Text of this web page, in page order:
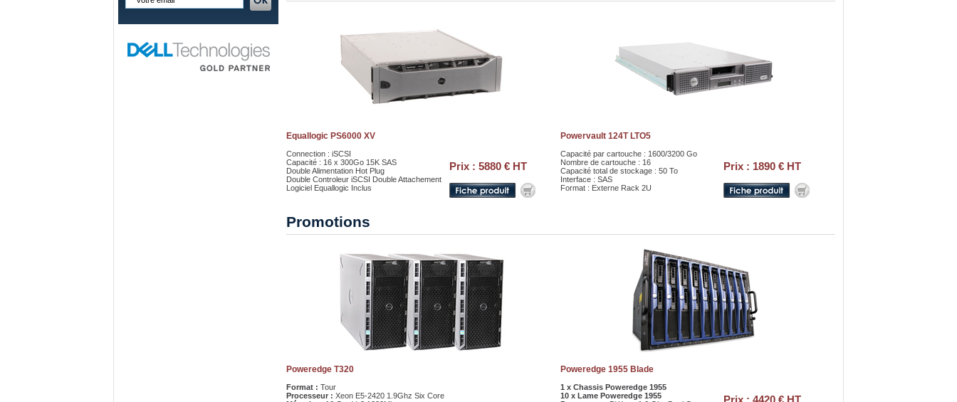
Equallogic PS6000 XV
Connection : iSCSI
Capacité : 16 x 300Go 15K SAS
Double Alimentation Hot Plug
Double Controleur iSCSI Double Attachement
Logiciel Equallogic Inclus
Prix : 5880 € HT
Powervault 124T LTO5
Capacité par cartouche : 1600/3200 Go
Nombre de cartouche : 16
Capacité total de stockage : 50 To
Interface : SAS
Format : Externe Rack 2U
Prix : 1890 € HT
Promotions
Poweredge T320
Format : Tour
Processeur : Xeon E5-2420 1.9Ghz Six Core
Poweredge 1955 Blade
1 x Chassis Poweredge 1955
10 x Lame Poweredge 1955
Prix : 4420 € HT